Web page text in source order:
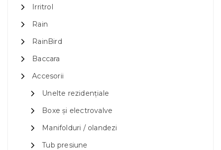
Irritrol
Rain
RainBird
Baccara
Accesorii
Unelte rezidențiale
Boxe și electrovalve
Manifolduri / olandezi
Tub presiune